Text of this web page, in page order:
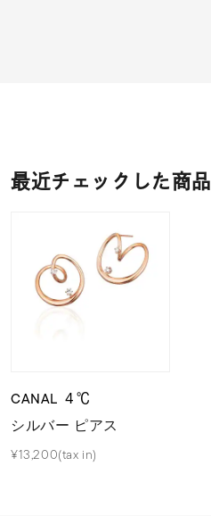
最近チェックした商品
CANAL ４℃
シルバー ピアス
¥13,200(tax in)